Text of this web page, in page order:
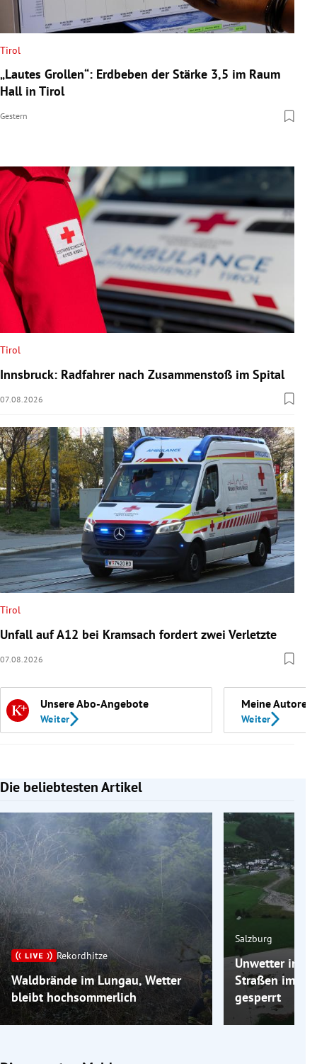
Untermenü
Untermenü
Untermenü
Tirol
„Lautes Grollen“: Erdbeben der Stärke 3,5 im Raum
Hall in Tirol
Gestern
Tirol
Innsbruck: Radfahrer nach Zusammenstoß im Spital
07.08.2026
Tirol
Unfall auf A12 bei Kramsach fordert zwei Verletzte
07.08.2026
Unsere Abo-Angebote
Weiter
Meine Autoren
Weiter
Die beliebtesten Artikel
Slide 1 von 7
Rekordhitze
Waldbrände im Lungau, Wetter
bleibt hochsommerlich
Salzburg
Unwetter in
Straßen im
gesperrt